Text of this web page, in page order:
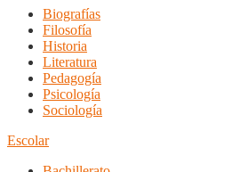
Biografías
Filosofía
Historia
Literatura
Pedagogía
Psicología
Sociología
Escolar